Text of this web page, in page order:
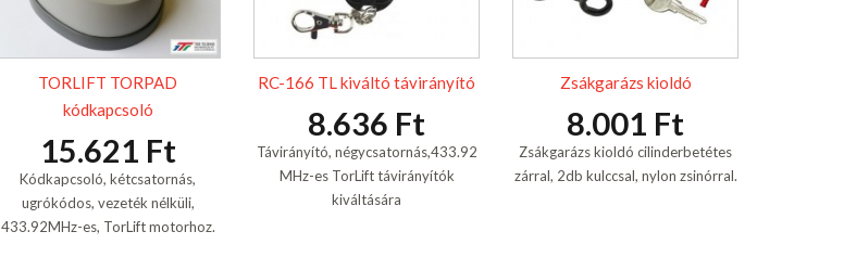
TORLIFT TORPAD
kódkapcsoló
15.621 Ft
Kódkapcsoló, kétcsatornás,
ugrókódos, vezeték nélküli,
433.92MHz-es, TorLift motorhoz.
RC-166 TL kiváltó távirányító
8.636 Ft
Távirányító, négycsatornás,433.92
MHz-es TorLift távirányítók
kiváltására
Zsákgarázs kioldó
8.001 Ft
Zsákgarázs kioldó cilinderbetétes
zárral, 2db kulccsal, nylon zsinórral.